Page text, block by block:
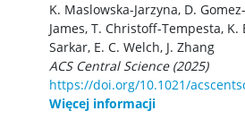
K. Maslowska-Jarzyna, D.
James, T. Christoff-Tempesta, K.
Sarkar, E. C. Welch, J. Zhang
ACS Central Science (2025)
https://doi.org/10.1021/
Więcej informacji